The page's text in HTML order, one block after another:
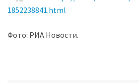
1852238841.html
Фото: РИА Новости.